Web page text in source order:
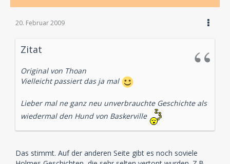
20. Februar 2009
Zitat
Original von Thoan
Vielleicht passiert das ja mal
Lieber mal ne ganz neu unverbrauchte Geschichte als
wiedermal den Hund von Baskerville
Das stimmt. Auf der anderen Seite gibt es noch soviele